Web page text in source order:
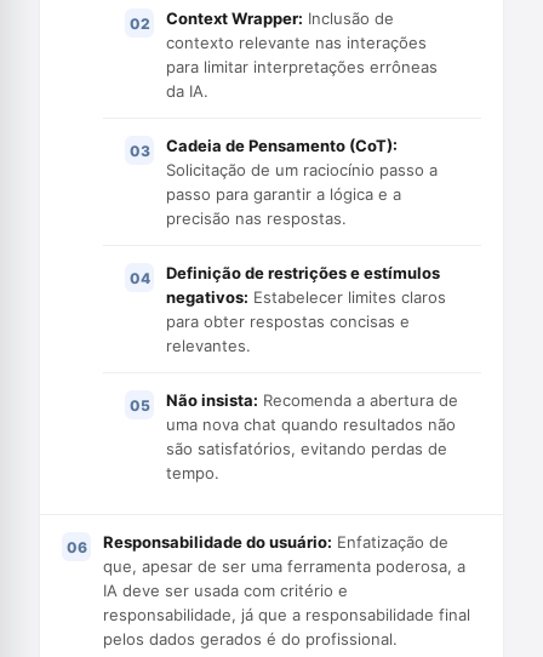
Context Wrapper: Inclusão de
contexto relevante nas interações
para limitar interpretações errôneas
da IA.
Cadeia de Pensamento (CoT):
Solicitação de um raciocínio passo a
passo para garantir a lógica e a
precisão nas respostas.
Definição de restrições e estímulos
negativos: Estabelecer limites claros
para obter respostas concisas e
relevantes.
Não insista: Recomenda a abertura de
uma nova chat quando resultados não
são satisfatórios, evitando perdas de
tempo.
Responsabilidade do usuário: Enfatização de
que, apesar de ser uma ferramenta poderosa, a
IA deve ser usada com critério e
responsabilidade, já que a responsabilidade final
pelos dados gerados é do profissional.